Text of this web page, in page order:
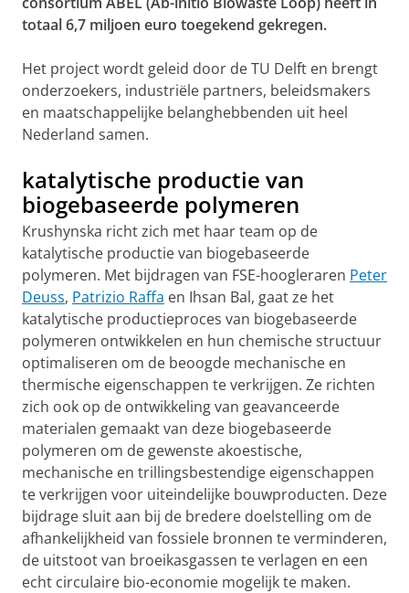
totaal 6,7 miljoen euro toegekend gekregen.
Het project wordt geleid door de TU Delft en brengt
onderzoekers, industriële partners, beleidsmakers
en maatschappelijke belanghebbenden uit heel
Nederland samen.
katalytische productie van
biogebaseerde polymeren
Krushynska richt zich met haar team op de
katalytische productie van biogebaseerde
polymeren. Met bijdragen van FSE-hoogleraren Peter
Deuss, Patrizio Raffa en Ihsan Bal, gaat ze het
katalytische productieproces van biogebaseerde
polymeren ontwikkelen en hun chemische structuur
optimaliseren om de beoogde mechanische en
thermische eigenschappen te verkrijgen. Ze richten
zich ook op de ontwikkeling van geavanceerde
materialen gemaakt van deze biogebaseerde
polymeren om de gewenste akoestische,
mechanische en trillingsbestendige eigenschappen
te verkrijgen voor uiteindelijke bouwproducten. Deze
bijdrage sluit aan bij de bredere doelstelling om de
afhankelijkheid van fossiele bronnen te verminderen,
de uitstoot van broeikasgassen te verlagen en een
echt circulaire bio-economie mogelijk te maken.